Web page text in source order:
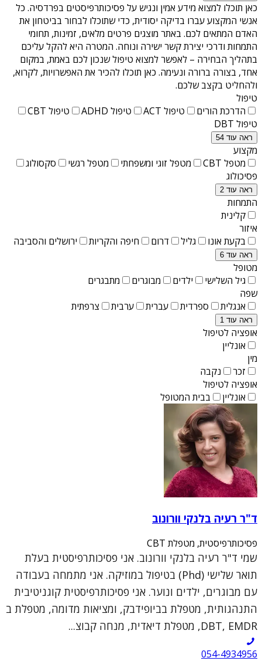
כאן תוכלו למצוא מידע אמין ונגיש על פסיכותרפיסטים בפרדסיה. כל
אנשי המקצוע עברו בדיקה יסודית, כדי שתוכלו לבחור בביטחון את
האדם המתאים לכם. באתר מוצגים פרטים מלאים, זמינות, תחומי
התמחות ודרכי יצירת קשר ישירה ונוחה. המטרה היא להקל עליכם
בתהליך הבחירה – לאפשר למצוא טיפול שנכון לכם באמת, במקום
אחד, בצורה ברורה ונעימה. כאן תוכלו להכיר את האפשרויות, לקרוא,
ולהחליט בקצב שלכם.
טיפול
הדרכת הורים
טיפול ACT טיפול ADHD
טיפול CBT
טיפול DBT
ראה עוד 54
מקצוע
מטפל CBT
מטפל זוגי ומשפחתי מטפל רגשי
סקסולוג
פסיכולוג
ראה עוד 2
התמחות
קלינית
איזור
בקעת אונו
גליל דרום חיפה והקריות ירושלים והסביבה
ראה עוד 6
מטופל
גיל השלישי
ילדים מבוגרים
מתבגרים
שפה
אנגלית
ספרדית עברית ערבית צרפתית
ראה עוד 1
אופציה לטיפול
אונליין
מין
זכר
נקבה
אופציה לטיפול
אונליין
בבית המטופל
ד"ר רעיה בלנקי וורונוב
פסיכותרפיסטית, מטפלת CBT
שמי ד"ר רעיה בלנקי וורונוב. אני פסיכותרפיסטית בעלת
תואר שלישי (Phd) בטיפול במוזיקה. אני מתמחה בעבודה
עם מבוגרים, ילדים ונוער. אני פסיכותרפיסטית קוגניטיבית
התנהגותית, מטפלת בביופידבק, ומציאות מדומה, מטפלת ב
DBT, EMDR, מטפלת דיאדית, מנחה קבוצ...
054-4934956